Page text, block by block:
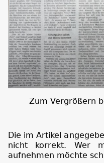
Zum Vergrößern
Die im Artikel
nicht korrekt. Wer
aufnehmen möchte